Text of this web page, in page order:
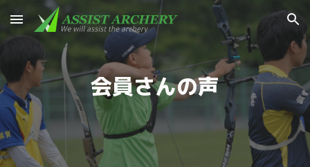
Skip to main content Skip to navigation
会員さんの声